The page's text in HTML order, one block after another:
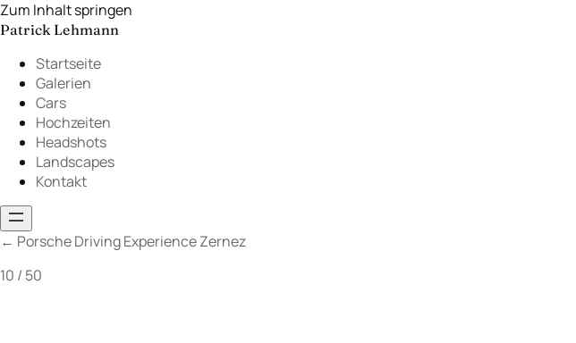
Zum Inhalt springen
Patrick Lehmann
Startseite
Galerien
Cars
Hochzeiten
Headshots
Landscapes
Kontakt
← Porsche Driving Experience Zernez
10 / 50